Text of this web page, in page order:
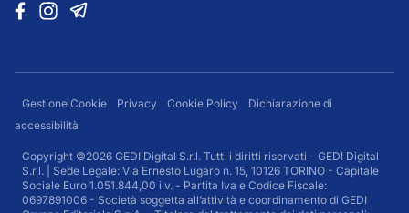
Gestione Cookie Privacy Cookie Policy
Dichiarazione di
accessibilità
Copyright ©2026 GEDI Digital S.r.l. Tutti i diritti riservati - GEDI Digital
S.r.l. | Sede Legale: Via Ernesto Lugaro n. 15, 10126 TORINO - Capitale
Sociale Euro 1.051.844,00 i.v. - Partita Iva e Codice Fiscale:
0697891006 - Società soggetta all’attività e coordinamento di GEDI